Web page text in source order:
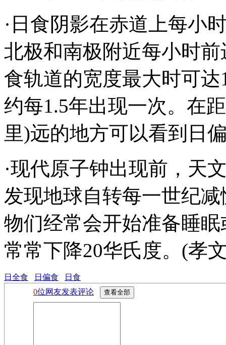
·日食阴影在赤道上每小
北极和南极附近每小时
食轨道的宽度最大时可
约每1.5年出现一次。在
里)远的地方可以看到日
·现代原子钟出现前，天
发现地球自转每一世纪
物们经常会开始准备睡
常常下降20华氏度。(孝
日全食 日偏食
日食
0位网友发表评论